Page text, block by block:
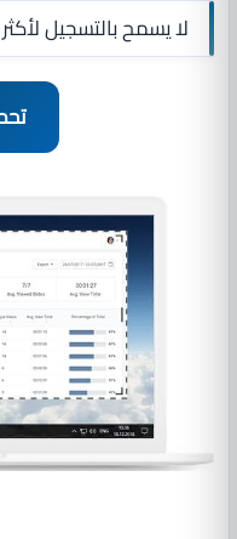
لا يسمح بالتسجيل